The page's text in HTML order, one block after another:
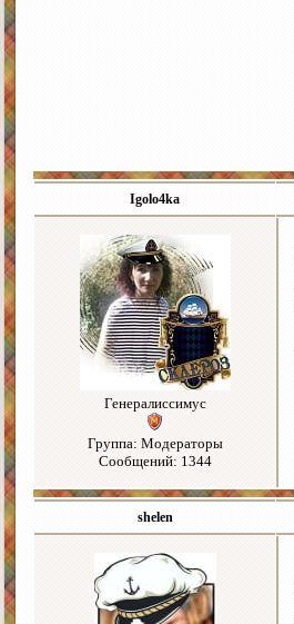
Igolo4ka
Генералиссимус
Группа: Модераторы
Сообщений: 1344
shelen